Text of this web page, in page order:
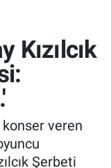
Kızılcık
konser veren
Şerbeti